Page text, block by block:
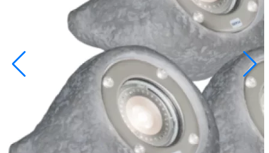
Шкафы управления
Готовые фонтаны
Фонтанные насадки
Подводные светильники
Закладные детали
Насосы
Системы фильтрации
Электрооборудование
Плавающие фонтаны
Пешеходные модули